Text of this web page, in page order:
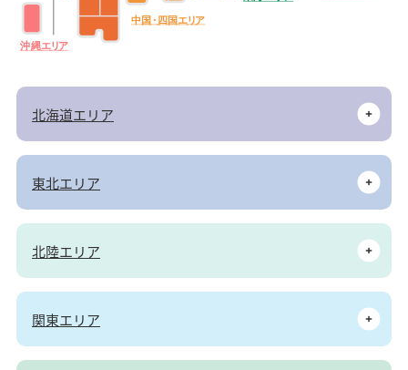
中 国・四国 エリア
沖縄エリア
北海道エリア
東北エリア
北陸エリア
関東エリア